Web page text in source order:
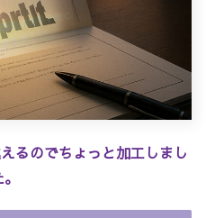
るのでちょっと加工しまし